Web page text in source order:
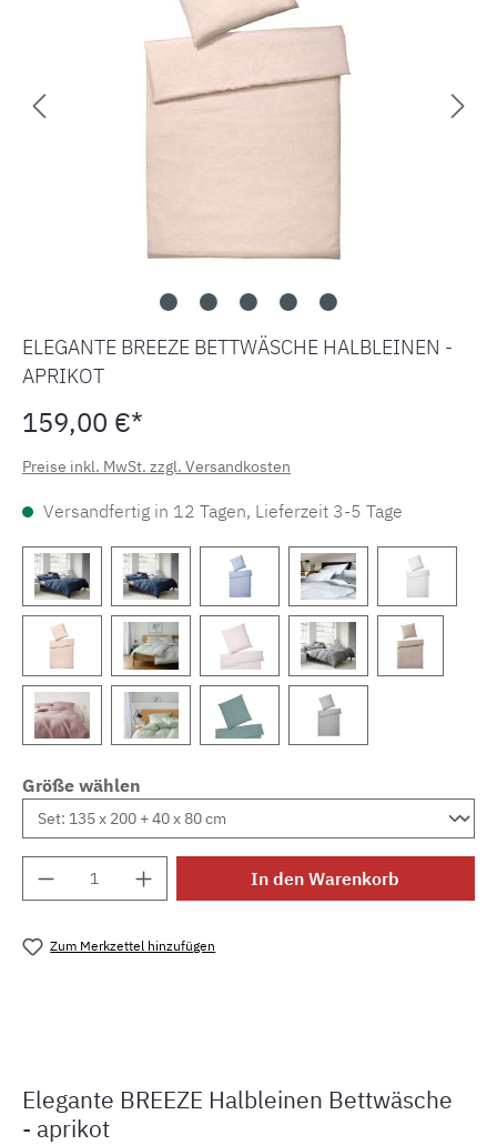
ELEGANTE BREEZE BETTWÄSCHE HALBLEINEN -
APRIKOT
159,00 €*
Preise inkl. MwSt. zzgl. Versandkosten
Versandfertig in 12 Tagen, Lieferzeit 3-5 Tage
Größe wählen
Produkt Anzahl: Gib den gewünschten
In den Warenkorb
Zum Merkzettel hinzufügen
Elegante BREEZE Halbleinen Bettwäsche
- aprikot